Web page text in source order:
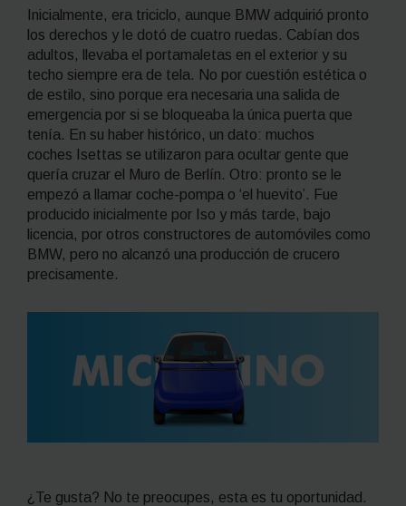
Inicialmente, era triciclo, aunque BMW adquirió pronto
los derechos y le dotó de cuatro ruedas. Cabían dos
adultos, llevaba el portamaletas en el exterior y su
techo siempre era de tela. No por cuestión estética o
de estilo, sino porque era necesaria una salida de
emergencia por si se bloqueaba la única puerta que
tenía. En su haber histórico, un dato: muchos
coches Isettas se utilizaron para ocultar gente que
quería cruzar el Muro de Berlín. Otro: pronto se le
empezó a llamar coche-pompa o ‘el huevito’. Fue
producido inicialmente por Iso y más tarde, bajo
licencia, por otros constructores de automóviles como
BMW, pero no alcanzó una producción de crucero
precisamente.
¿Te gusta? No te preocupes, esta es tu oportunidad.